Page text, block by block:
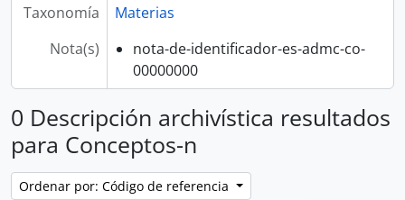
Taxonomía
Materias
Nota(s)
nota-de-identificador-es-admc-co-
00000000
0 Descripción archivística resultados
para Conceptos-n
Ordenar por: Código de referencia